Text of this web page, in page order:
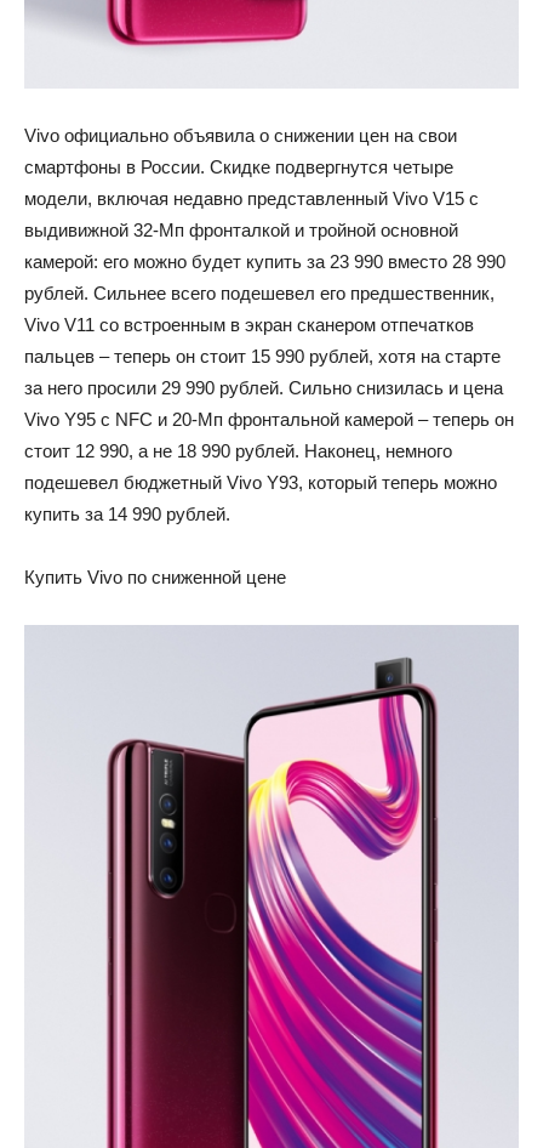
Vivo официально объявила о снижении цен на свои
смартфоны в России. Скидке подвергнутся четыре
модели, включая недавно представленный Vivo V15 с
выдивижной 32-Мп фронталкой и тройной основной
камерой: его можно будет купить за 23 990 вместо 28 990
рублей. Сильнее всего подешевел его предшественник,
Vivo V11 со встроенным в экран сканером отпечатков
пальцев – теперь он стоит 15 990 рублей, хотя на старте
за него просили 29 990 рублей. Сильно снизилась и цена
Vivo Y95 с NFC и 20-Мп фронтальной камерой – теперь он
стоит 12 990, а не 18 990 рублей. Наконец, немного
подешевел бюджетный Vivo Y93, который теперь можно
купить за 14 990 рублей.
Купить Vivo по сниженной цене